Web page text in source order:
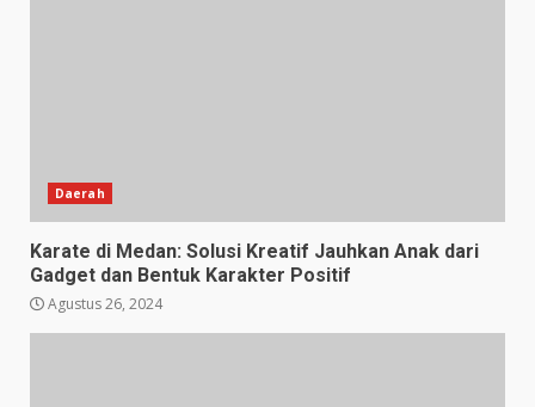
Daerah
Karate di Medan: Solusi Kreatif Jauhkan Anak dari
Gadget dan Bentuk Karakter Positif
Agustus 26, 2024